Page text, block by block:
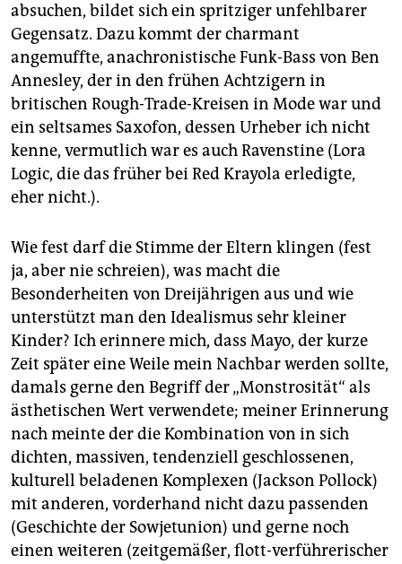
absuchen, bildet sich ein spritziger unfehlbarer
Gegensatz. Dazu kommt der charmant
angemuffte, anachronistische Funk-Bass von Ben
Annesley, der in den frühen Achtzigern in
britischen Rough-Trade-Kreisen in Mode war und
ein seltsames Saxofon, dessen Urheber ich nicht
kenne, vermutlich war es auch Ravenstine (Lora
Logic, die das früher bei Red Krayola erledigte,
eher nicht.).
Wie fest darf die Stimme der Eltern klingen (fest
ja, aber nie schreien), was macht die
Besonderheiten von Dreijährigen aus und wie
unterstützt man den Idealismus sehr kleiner
Kinder? Ich erinnere mich, dass Mayo, der kurze
Zeit später eine Weile mein Nachbar werden sollte,
damals gerne den Begriff der „Monstrosität“ als
ästhetischen Wert verwendete; meiner Erinnerung
nach meinte der die Kombination von in sich
dichten, massiven, tendenziell geschlossenen,
kulturell beladenen Komplexen (Jackson Pollock)
mit anderen, vorderhand nicht dazu passenden
(Geschichte der Sowjetunion) und gerne noch
einen weiteren (zeitgemäßer, flott-verführerischer